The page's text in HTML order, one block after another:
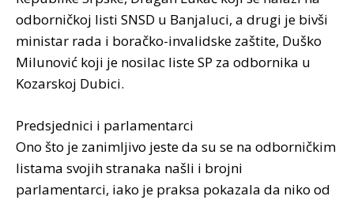
odborničkoj listi SNSD u Banjaluci, a drugi je bivši
ministar rada i boračko-invalidske zaštite, Duško
Milunović koji je nosilac liste SP za odbornika u
Kozarskoj Dubici.
Predsjednici i parlamentarci
Ono što je zanimljivo jeste da su se na odborničkim
listama svojih stranaka našli i brojni
parlamentarci, iako je praksa pokazala da niko od